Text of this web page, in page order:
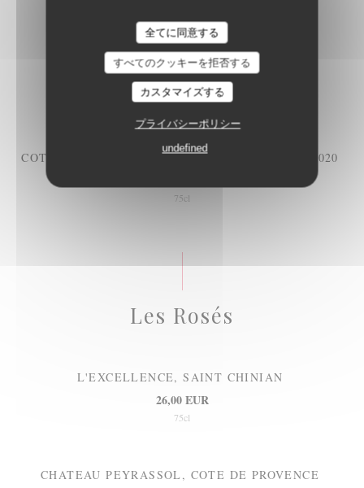
全てに同意する
すべてのクッキーを拒否する
カスタマイズする
プライバシーポリシー
undefined
MERCUREY, MAISON CHANZY, AOP, 2020
85,00 EUR
75cl
COTE ROTIE, BRUNE ET BLONDE, E.GUIGAL, 2020
75cl
Les Rosés
L'EXCELLENCE, SAINT CHINIAN
26,00 EUR
75cl
CHATEAU PEYRASSOL, COTE DE PROVENCE
Le Petit Littré